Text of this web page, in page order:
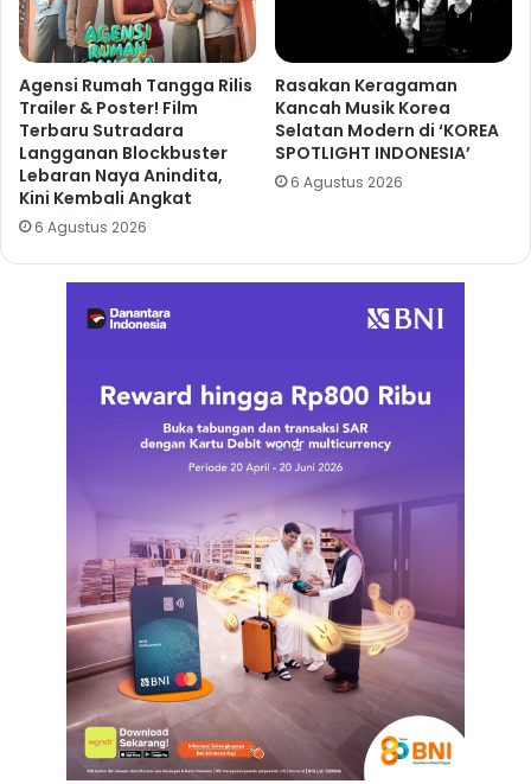
Agensi Rumah Tangga Rilis
Trailer & Poster! Film
Terbaru Sutradara
Langganan Blockbuster
Lebaran Naya Anindita,
Kini Kembali Angkat
6 Agustus 2026
Rasakan Keragaman
Kancah Musik Korea
Selatan Modern di ‘KOREA
SPOTLIGHT INDONESIA’
6 Agustus 2026